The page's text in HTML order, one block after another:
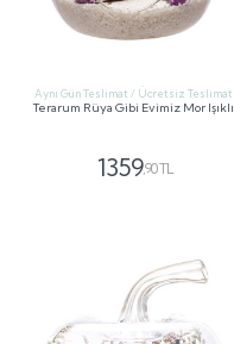
Aynı Gün Teslimat / Ücretsiz Teslimat
Terarum Rüya Gibi Evimiz Mor Işıklı
1359,90 TL